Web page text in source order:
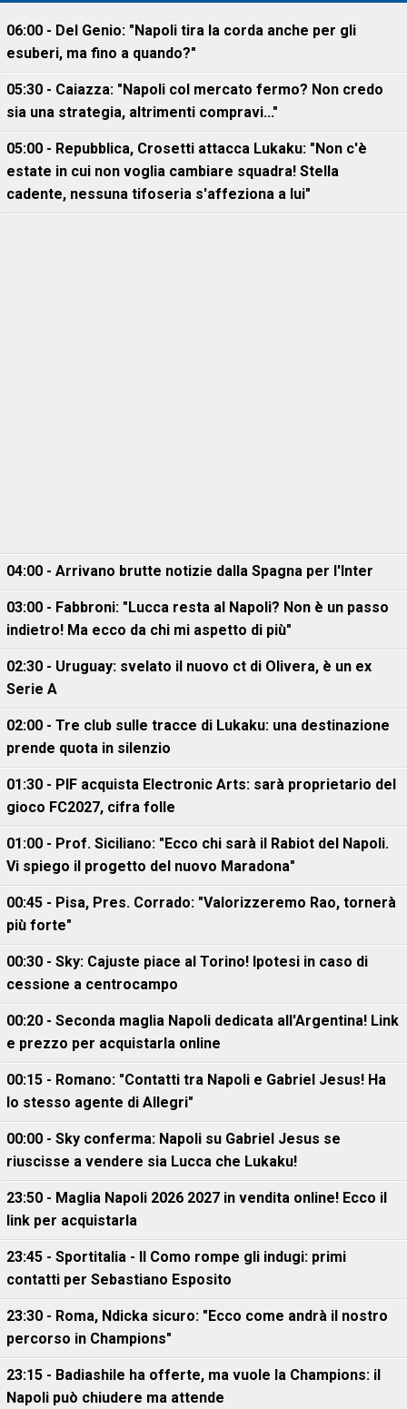
06:00 - Del Genio: "Napoli tira la corda anche per gli
esuberi, ma fino a quando?"
05:30 - Caiazza: "Napoli col mercato fermo? Non credo
sia una strategia, altrimenti compravi..."
05:00 - Repubblica, Crosetti attacca Lukaku: "Non c'è
estate in cui non voglia cambiare squadra! Stella
cadente, nessuna tifoseria s'affeziona a lui"
04:00 - Arrivano brutte notizie dalla Spagna per l'Inter
03:00 - Fabbroni: "Lucca resta al Napoli? Non è un passo
indietro! Ma ecco da chi mi aspetto di più"
02:30 - Uruguay: svelato il nuovo ct di Olivera, è un ex
Serie A
02:00 - Tre club sulle tracce di Lukaku: una destinazione
prende quota in silenzio
01:30 - PIF acquista Electronic Arts: sarà proprietario del
gioco FC2027, cifra folle
01:00 - Prof. Siciliano: "Ecco chi sarà il Rabiot del Napoli.
Vi spiego il progetto del nuovo Maradona"
00:45 - Pisa, Pres. Corrado: "Valorizzeremo Rao, tornerà
più forte"
00:30 - Sky: Cajuste piace al Torino! Ipotesi in caso di
cessione a centrocampo
00:20 - Seconda maglia Napoli dedicata all'Argentina! Link
e prezzo per acquistarla online
00:15 - Romano: "Contatti tra Napoli e Gabriel Jesus! Ha
lo stesso agente di Allegri"
00:00 - Sky conferma: Napoli su Gabriel Jesus se
riuscisse a vendere sia Lucca che Lukaku!
23:50 - Maglia Napoli 2026 2027 in vendita online! Ecco il
link per acquistarla
23:45 - Sportitalia - Il Como rompe gli indugi: primi
contatti per Sebastiano Esposito
23:30 - Roma, Ndicka sicuro: "Ecco come andrà il nostro
percorso in Champions"
23:15 - Badiashile ha offerte, ma vuole la Champions: il
Napoli può chiudere ma attende